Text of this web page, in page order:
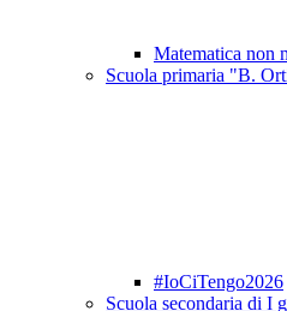
Matematica non
Scuola primaria "B.
#IoCiTengo2026
Scuola secondaria di I